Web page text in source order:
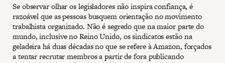
Se observar olhar os legisladores não inspira confiança, é
razoável que as pessoas busquem orientação no movimento
trabalhista organizado. Não é segredo que na maior parte do
mundo, inclusive no Reino Unido, os sindicatos estão na
geladeira há duas décadas no que se refere à Amazon, forçados
a tentar recrutar membros a partir de fora publicando